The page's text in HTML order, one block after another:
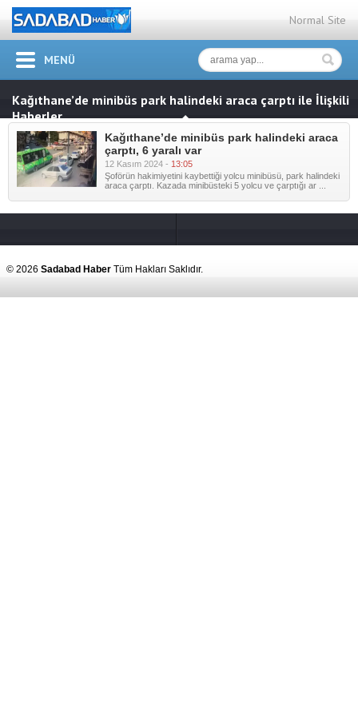
Normal Site
MENÜ
Kağıthane’de minibüs park halindeki araca çarptı ile İlişkili
Haberler
Kağıthane’de minibüs park halindeki araca
çarptı, 6 yaralı var
12 Kasım 2024 - 13:05
Şoförün hakimiyetini kaybettiği yolcu minibüsü, park halindeki
araca çarptı. Kazada minibüsteki 5 yolcu ve çarptığı ar ...
© 2026 Sadabad Haber Tüm Hakları Saklıdır.